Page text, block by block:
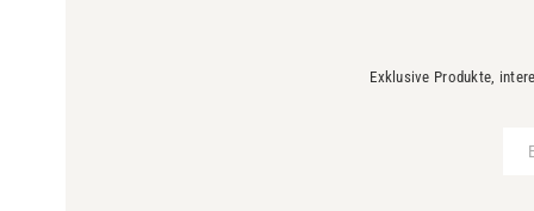
Exklusive Produkte,